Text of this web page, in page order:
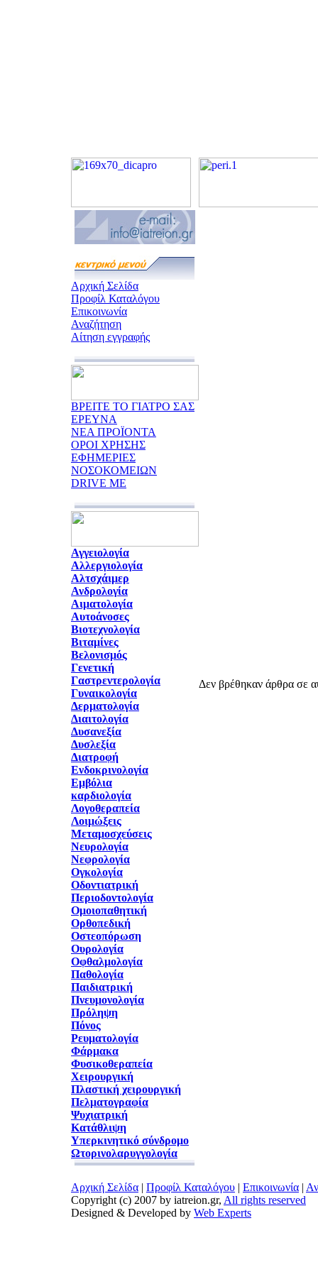
Αρχική Σελίδα
Προφίλ Καταλόγου
Επικοινωνία
Αναζήτηση
Αίτηση εγγραφής
ΒΡΕΙΤΕ ΤΟ ΓΙΑΤΡΟ ΣΑΣ
ΕΡΕΥΝΑ
ΝΕΑ ΠΡΟΪΟΝΤΑ
ΟΡΟΙ ΧΡΗΣΗΣ
ΕΦΗΜΕΡΙΕΣ
ΝΟΣΟΚΟΜΕΙΩΝ
DRIVE ME
Αγγειολογία
Αλλεργιολογία
Αλτσχάιμερ
Ανδρολογία
Αιματολογία
Αυτοάνοσες
Βιοτεχνολογία
Βιταμίνες
Βελονισμός
Γενετική
Γαστρεντερολογία
Γυναικολογία
Δερματολογία
Διαιτολογία
Δυσανεξία
Δυσλεξία
Διατροφή
Ενδοκρινολογία
Εμβόλια
καρδιολογία
Λογοθεραπεία
Λοιμώξεις
Μεταμοσχεύσεις
Νευρολογία
Νεφρολογία
Ογκολογία
Οδοντιατρική
Περιοδοντολογία
Ομοιοπαθητική
Ορθοπεδική
Οστεοπόρωση
Ουρολογία
Οφθαλμολογία
Παθολογία
Παιδιατρική
Πνευμονολογία
Πρόληψη
Πόνος
Ρευματολογία
Φάρμακα
Φυσικοθεραπεία
Χειρουργική
Πλαστική χειρουργική
Πελματογραφία
Ψυχιατρική
Κατάθλιψη
Υπερκινητικό σύνδρομο
Ωτορινολαρυγγολογία
Δεν βρέθηκαν άρθρα σε
Αρχική Σελίδα | Προφίλ Καταλόγου | Επικοινωνία |
Copyright (c) 2007 by iatreion.gr, All rights reserved
Designed & Developed by Web Experts